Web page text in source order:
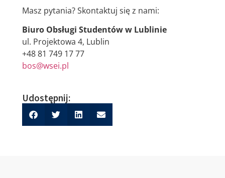
Masz pytania? Skontaktuj się z nami:
Biuro Obsługi Studentów w Lublinie
ul. Projektowa 4, Lublin
+48 81 749 17 77
bos@wsei.pl
Udostępnij: